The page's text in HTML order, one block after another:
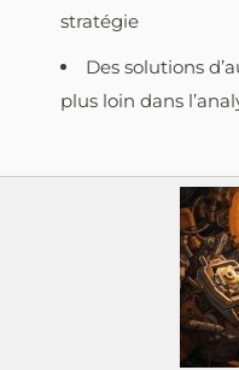
stratégie
Des solutions
plus loin dans